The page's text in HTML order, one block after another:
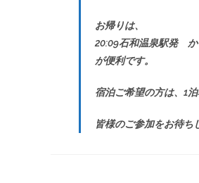
お帰りは、
20:09石和温泉駅発 か
が便利です。
宿泊ご希望の方は、1
皆様のご参加をお待ち